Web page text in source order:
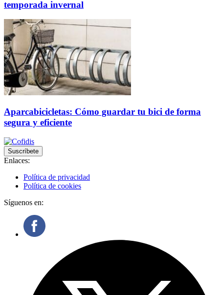
temporada invernal
Aparcabicicletas: Cómo guardar tu bici de forma
segura y eficiente
Suscríbete
Enlaces:
Política de privacidad
Política de cookies
Síguenos en: